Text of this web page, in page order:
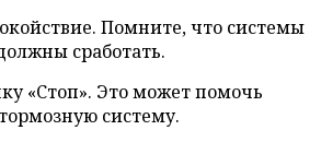
Помните, что системы
сработать.
«Стоп». Это может помочь
систему.